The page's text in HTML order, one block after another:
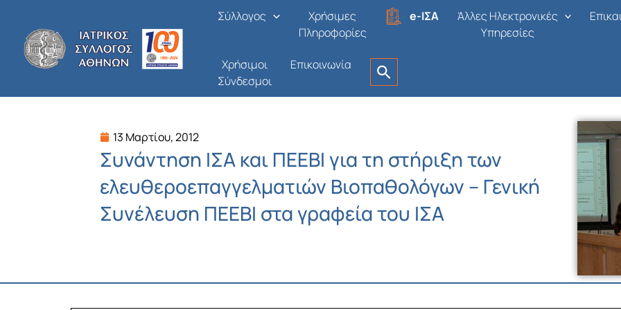
περιεχόμενο
Σύλλογος
Χρήσιμες
Πληροφορίες
e-ΙΣΑ
Άλλες Ηλεκτρονικές
Υπηρεσίες
Χρήσιμοι
Σύνδεσμοι
Επικοινωνία
13 Μαρτίου, 2012
Συνάντηση ΙΣΑ και ΠΕΕΒΙ για τη στήριξη των
ελευθεροεπαγγελματιών Βιοπαθολόγων – Γενική
Συνέλευση ΠΕΕΒΙ στα γραφεία του ΙΣΑ